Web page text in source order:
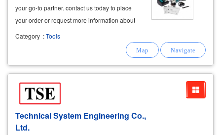
your go-to partner. contact us today to place
your order or request more information about
our products.
Category :Tools
Technical System Engineering Co.,
Ltd.